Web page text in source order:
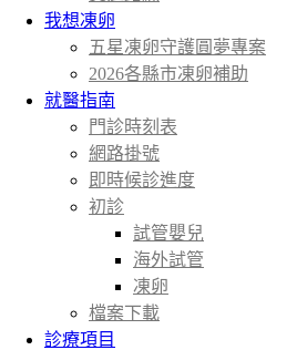
我想凍卵
五星凍卵守護圓夢專案
2026各縣市凍卵補助
就醫指南
門診時刻表
網路掛號
即時候診進度
初診
試管嬰兒
海外試管
凍卵
檔案下載
診療項目